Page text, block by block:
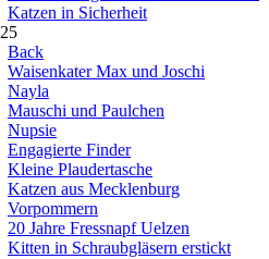
Katzen in Sicherheit
Back
Waisenkater Max und Joschi
Nayla
Mauschi und Paulchen
Nupsie
Engagierte Finder
Kleine Plaudertasche
Katzen aus Mecklenburg
Vorpommern
20 Jahre Fressnapf Uelzen
Kitten in Schraubgläsern erstickt